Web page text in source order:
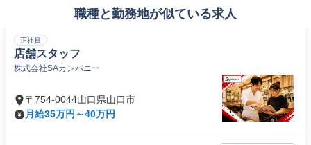
職種と勤務地が似ている求人
正社員
店舗スタッフ
株式会社SAカンパニー
〒754-0044山口県山口市
月給35万円～40万円